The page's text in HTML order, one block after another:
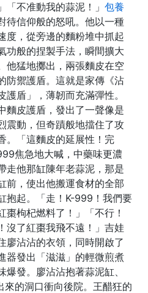
不准動我的蒜泥！」 包養
待信仰般的怒吼。他以一種
度，從旁邊的麵粉堆中抓起
功般的捏製手法，瞬間擴大
他猛地擲出，兩張麵皮在空
防禦護盾。這就是家傳《沾
盾」，薄韌而充滿彈性。
麵皮護盾，發出了一聲像是
震動，但奇蹟般地擋住了攻
。「這麵皮的延展性！完
焦急地大喊，中藥味更濃
走他那缸陳年老蒜泥，那是
前，使出他搬運食材的全部
抱起。「走！K-999！我們要
枸杞燃料了！」「不行！
沒了紅棗我飛不遠！」吉娃
廖沾沾的衣領，同時開啟了
器發出「滋滋」的輕微煎煮
發。廖沾沾抱著蒜泥缸、
的洞口衝向後院。王醋狂的